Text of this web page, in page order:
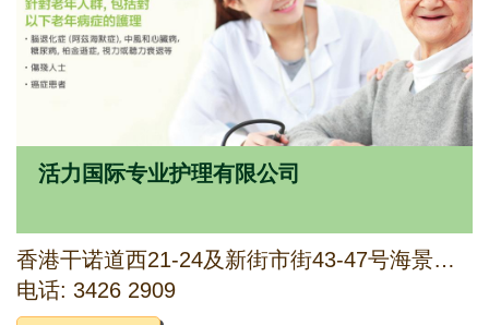
活力国际专业护理有限公司
香港干诺道西21-24及新街市街43-47号海景商业大厦8楼803-804室
电话: 3426 2909